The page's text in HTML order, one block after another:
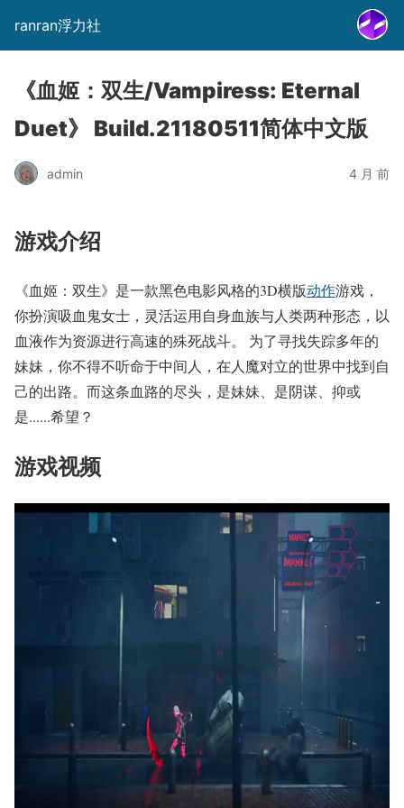
ranran浮力社
《血姬：双生/Vampiress: Eternal
Duet》 Build.21180511简体中文版
admin 4 月 前
游戏介绍
《血姬：双生》是一款黑色电影风格的3D横版动作游戏，
你扮演吸血鬼女士，灵活运用自身血族与人类两种形态，以
血液作为资源进行高速的殊死战斗。 为了寻找失踪多年的
妹妹，你不得不听命于中间人，在人魔对立的世界中找到自
己的出路。而这条血路的尽头，是妹妹、是阴谋、抑或
是......希望？
游戏视频